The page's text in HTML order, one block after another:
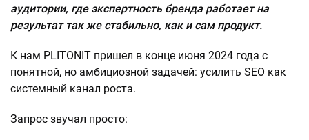
аудитории, где экспертность бренда работает на
результат так же стабильно, как и сам продукт.
К нам PLITONIT пришел в конце июня 2024 года с
понятной, но амбициозной задачей: усилить SEO как
системный канал роста.
Запрос звучал просто: